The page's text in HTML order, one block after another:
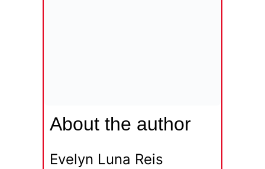
About the author
Evelyn Luna Reis